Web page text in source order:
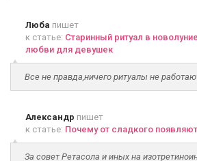
Люба пишет
к статье: Старинный ритуал в
любви для девушек
Все не правда,ничего ритуалы не
Александр пишет
к статье: Почему от сладкого
За совет Ретасола и иных на